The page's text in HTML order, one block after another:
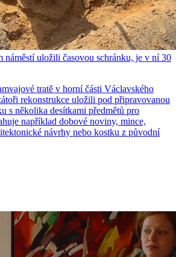
náměstí uložili časovou schránku, je v ní 30
tratě v horní části Václavského
rekonstrukce uložili pod připravovanou
s několika desítkami předmětů pro
například dobové noviny, mince,
návrhy nebo kostku z původní